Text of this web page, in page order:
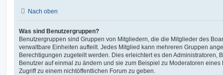
Nach oben
Was sind Benutzergruppen?
Benutzergruppen sind Gruppen von Mitgliedern, die die Mitglieder des
verwaltbare Einheiten aufteilt. Jedes Mitglied kann mehreren Gruppen
Berechtigungen zugeteilt werden. Dies erleichtert es den Administratoren,
Benutzer auf einmal zu ändern und sie zum Beispiel zu Moderatoren
Zugriff zu einem nichtöffentlichen Forum zu geben.